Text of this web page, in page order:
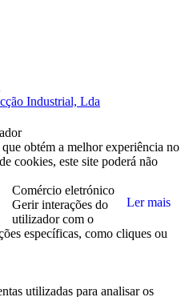
Industrial, Lda
obtém a melhor experiência no
cookies, este site poderá não
Ler mais
Comércio eletrónico
Gerir interações do
utilizador com o
específicas, como cliques ou
utilizadas para analisar os